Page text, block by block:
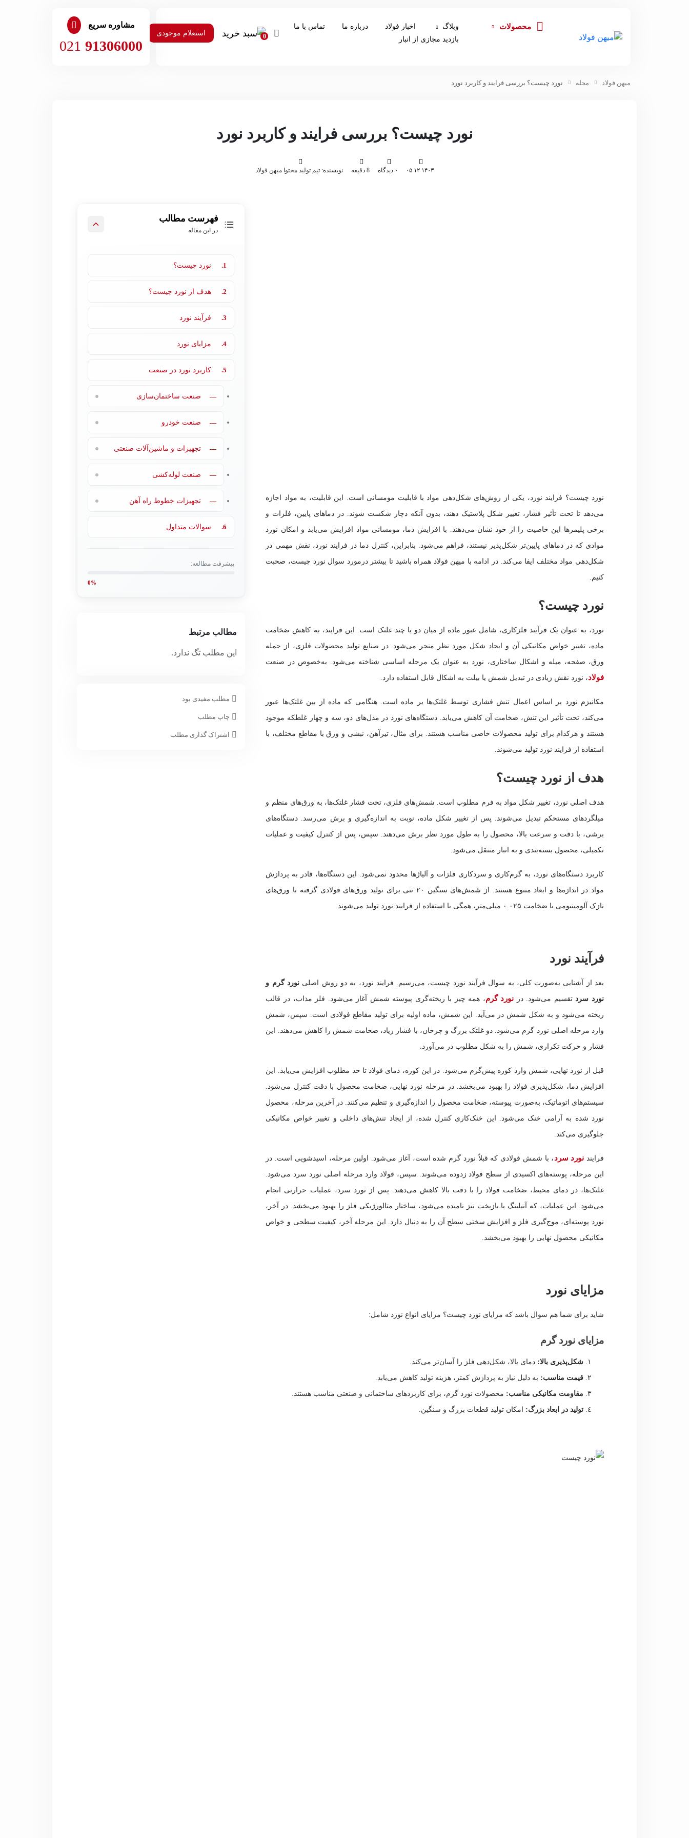
محصولات وبلاگ اخبار فولاد درباره ما
تماس با ما
بازدید مجازی از انبار
0 استعلام موجودی
مشاوره سریع
021 91306000
نورد چیست؟ بررسی فرایند و کاربرد نورد مجله میهن فولاد
نورد چیست؟ بررسی فرایند و کاربرد نورد
۱۴۰۳ ۱۲ ۰۵ ۰ دیدگاه 8 دقیقه نویسنده: تیم تولید محتوا میهن فولاد
فهرست مطالب
در این مقاله
1. نورد چیست؟
2. هدف از نورد چیست؟
3. فرآیند نورد
4. مزایای نورد
5. کاربرد نورد در صنعت
— صنعت ساختمان‌سازی
— صنعت خودرو
— تجهیزات و ماشین‌آلات صنعتی
— صنعت لوله‌کشی
— تجهیزات خطوط راه آهن
6. سوالات متداول
پیشرفت مطالعه:
0%
مطالب مرتبط
این مطلب تگ ندارد.
مطلب مفیدی بود
چاپ مطلب
اشتراک گذاری مطلب
نورد چیست؟ فرایند نورد، یکی از روش‌های شکل‌دهی مواد با قابلیت مومسانی است. این قابلیت، به مواد اجازه
می‌دهد تا تحت تأثیر فشار، تغییر شکل پلاستیک دهند، بدون آنکه دچار شکست شوند. در دماهای پایین، فلزات و
برخی پلیمرها این خاصیت را از خود نشان می‌دهند. با افزایش دما، مومسانی مواد افزایش می‌یابد و امکان نورد
موادی که در دماهای پایین‌تر شکل‌پذیر نیستند، فراهم می‌شود. بنابراین، کنترل دما در فرایند نورد، نقش مهمی در
شکل‌دهی مواد مختلف ایفا می‌کند. در ادامه با میهن فولاد همراه باشید تا بیشتر درمورد سوال نورد چیست، صحبت
کنیم.
نورد چیست؟
نورد، به عنوان یک فرآیند فلزکاری، شامل عبور ماده از میان دو یا چند غلتک است. این فرایند، به کاهش ضخامت
ماده، تغییر خواص مکانیکی آن و ایجاد شکل مورد نظر منجر می‌شود. در صنایع تولید محصولات فلزی، از جمله
ورق، صفحه، میله و اشکال ساختاری، نورد به عنوان یک مرحله اساسی شناخته می‌شود. به‌خصوص در صنعت
فولاد، نورد نقش زیادی در تبدیل شمش یا بیلت به اشکال قابل استفاده دارد.
مکانیزم نورد بر اساس اعمال تنش فشاری توسط غلتک‌ها بر ماده است. هنگامی که ماده از بین غلتک‌ها عبور
می‌کند، تحت تأثیر این تنش، ضخامت آن کاهش می‌یابد. دستگاه‌های نورد در مدل‌های دو، سه و چهار غلطکه موجود
هستند و هرکدام برای تولید محصولات خاصی مناسب هستند. برای مثال، تیرآهن، نبشی و ورق با مقاطع مختلف، با
استفاده از فرایند نورد تولید می‌شوند.
هدف از نورد چیست؟
هدف اصلی نورد، تغییر شکل مواد به فرم مطلوب است. شمش‌های فلزی، تحت فشار غلتک‌ها، به ورق‌های منظم و
میلگردهای مستحکم تبدیل می‌شوند. پس از تغییر شکل ماده، نوبت به اندازه‌گیری و برش می‌رسد. دستگاه‌های
برشی، با دقت و سرعت بالا، محصول را به طول مورد نظر برش می‌دهند. سپس، پس از کنترل کیفیت و عملیات
تکمیلی، محصول بسته‌بندی و به انبار منتقل می‌شود.
کاربرد دستگاه‌های نورد، به گرم‌کاری و سردکاری فلزات و آلیاژها محدود نمی‌شود. این دستگاه‌ها، قادر به پردازش
مواد در اندازه‌ها و ابعاد متنوع هستند. از شمش‌های سنگین ۲۰ تنی برای تولید ورق‌های فولادی گرفته تا ورق‌های
نازک آلومینیومی با ضخامت ۰.۰۲۵ میلی‌متر، همگی با استفاده از فرایند نورد تولید می‌شوند.
فرآیند نورد
بعد از آشنایی به‌صورت کلی، به سوال فرآیند نورد چیست، می‌رسیم. فرایند نورد، به دو روش اصلی نورد گرم و
نورد سردتقسیم می‌شود. در نورد گرم، همه چیز با ریخته‌گری پیوسته شمش آغاز می‌شود. فلز مذاب، در قالب
ریخته می‌شود و به شکل شمش در می‌آید. این شمش، ماده اولیه برای تولید مقاطع فولادی است. سپس، شمش
وارد مرحله اصلی نورد گرم می‌شود. دو غلتک بزرگ و چرخان، با فشار زیاد، ضخامت شمش را کاهش می‌دهند. این
فشار و حرکت تکراری، شمش را به شکل مطلوب در می‌آورد.
قبل از نورد نهایی، شمش وارد کوره پیش‌گرم می‌شود. در این کوره، دمای فولاد تا حد مطلوب افزایش می‌یابد. این
افزایش دما، شکل‌پذیری فولاد را بهبود می‌بخشد. در مرحله نورد نهایی، ضخامت محصول با دقت کنترل می‌شود.
سیستم‌های اتوماتیک، به‌صورت پیوسته، ضخامت محصول را اندازه‌گیری و تنظیم می‌کنند. در آخرین مرحله، محصول
نورد شده به آرامی خنک می‌شود. این خنک‌کاری کنترل شده، از ایجاد تنش‌های داخلی و تغییر خواص مکانیکی
جلوگیری می‌کند.
فرایند نورد سرد ، با شمش فولادی که قبلاً نورد گرم شده است، آغاز می‌شود. اولین مرحله، اسیدشویی است. در
این مرحله، پوسته‌های اکسیدی از سطح فولاد زدوده می‌شوند. سپس، فولاد وارد مرحله اصلی نورد سرد می‌شود.
غلتک‌ها، در دمای محیط، ضخامت فولاد را با دقت بالا کاهش می‌دهند. پس از نورد سرد، عملیات حرارتی انجام
می‌شود. این عملیات، که آنیلینگ یا بازپخت نیز نامیده می‌شود، ساختار متالورژیکی فلز را بهبود می‌بخشد. در آخر،
نورد پوسته‌ای، موج‌گیری فلز و افزایش سختی سطح آن را به دنبال دارد. این مرحله آخر، کیفیت سطحی و خواص
مکانیکی محصول نهایی را بهبود می‌بخشد.
مزایای نورد
شاید برای شما هم سوال باشد که مزایای نورد چیست؟ مزایای انواع نورد شامل:
مزایای نورد گرم
شکل‌پذیری بالا: دمای بالا، شکل‌دهی فلز را آسان‌تر می‌کند.
قیمت مناسب: به دلیل نیاز به پردازش کمتر، هزینه تولید کاهش می‌یابد.
مقاومت مکانیکی مناسب: محصولات نورد گرم، برای کاربردهای ساختمانی و صنعتی مناسب هستند.
تولید در ابعاد بزرگ: امکان تولید قطعات بزرگ و سنگین.